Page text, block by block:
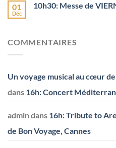
01
Déc
10h30: Messe de
COMMENTAIRES
Un voyage musical au cœur
dans 16h: Concert
admindans 16h: Tribute to
de Bon Voyage, Cannes